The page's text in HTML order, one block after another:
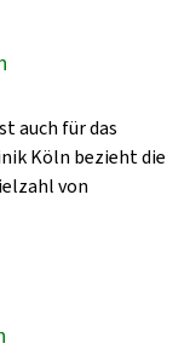
auch für das
Köln bezieht die
von